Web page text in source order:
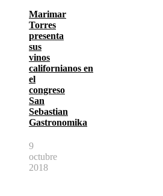
Marimar
Torres
presenta
sus
vinos
californianos en
el
congreso
San
Sebastian
Gastronomika
9
octubre
2018